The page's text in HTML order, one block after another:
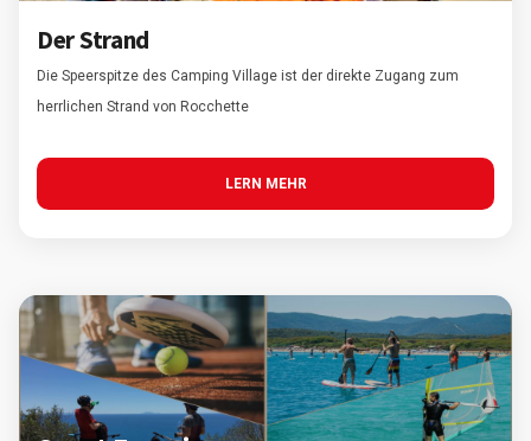
Der Strand
Die Speerspitze des Camping Village ist der direkte Zugang zum
herrlichen Strand von Rocchette
LERN MEHR